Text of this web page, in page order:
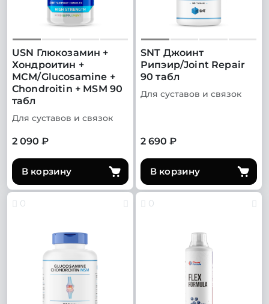
USN Глюкозамин +
Хондроитин +
МСМ/Glucosamine +
Chondroitin + MSM 90
табл
Для суставов и связок
2 090 ₽
В корзину
SNT Джоинт
Рипэир/Joint Repair
90 табл
Для суставов и связок
2 690 ₽
В корзину
0 0